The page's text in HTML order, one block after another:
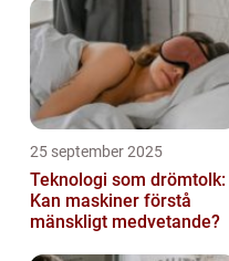
25 september 2025
Teknologi som drömtolk:
Kan maskiner förstå
mänskligt medvetande?